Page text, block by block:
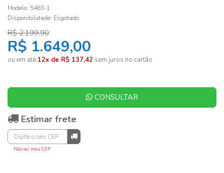
Modelo: 5463-1
Disponibilidade: Esgotado
R$ 2.199,90
R$ 1.649,00
ou em até 12x de R$ 137,42 sem juros no cartão
CONSULTAR
Estimar frete
Não sei meu CEP